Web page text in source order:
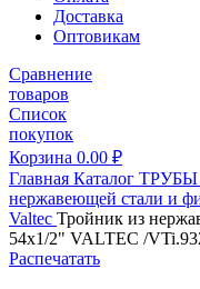
Доставка
Оптовикам
Сравнение
товаров
Список
покупок
Корзина 0.00 ₽
Главная Каталог
нержавеющей стали и
Valtec Тройник из
54х1/2" VALTEC /
Распечатать